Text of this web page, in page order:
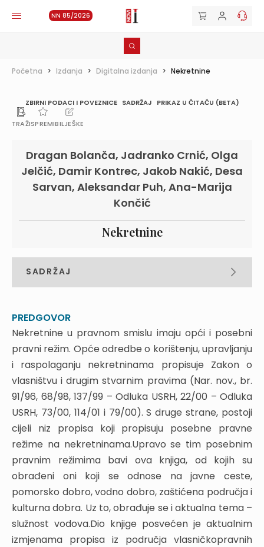
NN 85/2026
Početna > Izdanja > Digitalna izdanja > Nekretnine
ZBIRNI PODACI I POVEZNICE SADRŽAJ PRIKAZ U ČITAČU (BETA)
TRAŽISPREMIBILJEŠKE
Dragan Bolanča, Jadranko Crnić, Olga
Jelčić, Damir Kontrec, Jakob Nakić, Desa
Sarvan, Aleksandar Puh, Ana-Marija
Končić
Nekretnine
SADRŽAJ
IZMJENE I DOPUNE ZAKONA O VLASNIŠTVU I
DRUGIM STVARNIM PRAVIMA I ZAKONA O
IZVLAŠTENJU
1. UVOD
2. IZMJENE I DOPUNE ZAKONA O VLASNIŠTVU I
DRUGIM STVARNIM PRAVIMA
2.1. POTVRDA NADLEŽNOG TIJELA KAO
PRETPOSTAVKA ZA USPOSTAVU VLASNIŠTVA NA
POSEBNOM DIJELU NEKRETNINE
2.1.1. Opće pretpostavke za uspostavu etažnog
vlasništva
2.1.2. Samostalna uporabna cjelina
2.1.3. Potvrda nadležnog tijela
2.2. ODGOVARAJUĆI SUVLASNIČKI DIO I KORISNE
VRIJEDNOSTI POSEBNOG DIJELA NEKRETNINE
2.3. STJECANJE VLASNIŠTVA NEKRETNINA STRANIH
PREDGOVOR
Nekretnine u pravnom smislu imaju opći i posebni
pravni režim. Opće odredbe o korištenju, upravljanju
i raspolaganju nekretninama propisuje Zakon o
vlasništvu i drugim stvarnim pravima (Nar. nov., br.
91/96, 68/98, 137/99 – Odluka USRH, 22/00 – Odluka
USRH, 73/00, 114/01 i 79/00). S druge strane, postoji
cijeli niz propisa koji propisuju posebne pravne
režime na nekretninama.Upravo se tim posebnim
pravnim režimima bavi ova knjiga, od kojih su
obrađeni oni koji se odnose na javne ceste,
pomorsko dobro, vodno dobro, zaštićena područja i
kulturna dobra. Uz to, obrađuje se i aktualna tema –
služnost vodova.Dio knjige posvećen je aktualnim
izmjenama propisa iz područja vlasničkopravnih